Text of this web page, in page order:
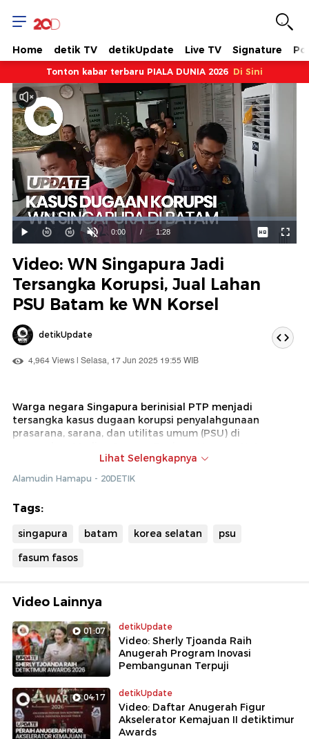
Home detik TV detikUpdate Live TV Signature
Tonton kabar terbaru PIALA DUNIA 2026 Di Sini
Mainkan
Suara
Hidup
Waktu
ini
0:00 / Durasi
1:28
Dimuat:
79.28%
Video: WN Singapura Jadi
Tersangka Korupsi, Jual Lahan
PSU Batam ke WN Korsel
detikUpdate
4,964 Views | Selasa, 17 Jun 2025 19:55 WIB
Warga negara Singapura berinisial PTP menjadi
tersangka kasus dugaan korupsi penyalahgunaan
prasarana, sarana, dan utilitas umum (PSU) di
Batam. PTP sebagai manajer pengembang PT Sentek
Indonesia, disebut menjual lahan fasilitas umum seluas
4.946 meter persegi ke seorang warga negara Korea
bukti berupa keterangan saksi, ahli, surat, dan petunjuk
Berdasarkan audit BPK RI, kerugian negara akibat
Simak berita lainnya terkait kasus korupsi PSU di Kota
Lihat Selengkapnya
Alamudin Hamapu - 20DETIK
Tags:
singapura batam korea selatan
psu
fasum fasos
Video Lainnya
01:07 detikUpdate
Video: Sherly Tjoanda Raih
Anugerah Program Inovasi
Pembangunan Terpuji
04:17 detikUpdate
Video: Daftar Anugerah Figur
Akselerator Kemajuan II detiktimur
Awards